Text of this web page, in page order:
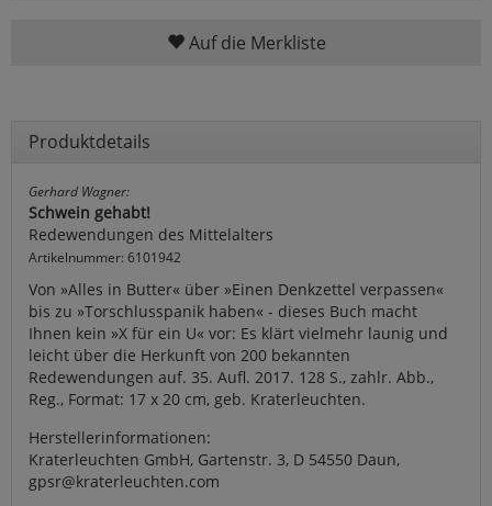
Auf die Merkliste
Produktdetails
Gerhard Wagner:
Schwein gehabt!
Redewendungen des Mittelalters
Artikelnummer: 6101942
Von »Alles in Butter« über »Einen Denkzettel verpassen«
bis zu »Torschlusspanik haben« - dieses Buch macht
Ihnen kein »X für ein U« vor: Es klärt vielmehr launig und
leicht über die Herkunft von 200 bekannten
Redewendungen auf. 35. Aufl. 2017. 128 S., zahlr. Abb.,
Reg., Format: 17 x 20 cm, geb. Kraterleuchten.
Herstellerinformationen:
Kraterleuchten GmbH, Gartenstr. 3, D 54550 Daun,
gpsr@kraterleuchten.com